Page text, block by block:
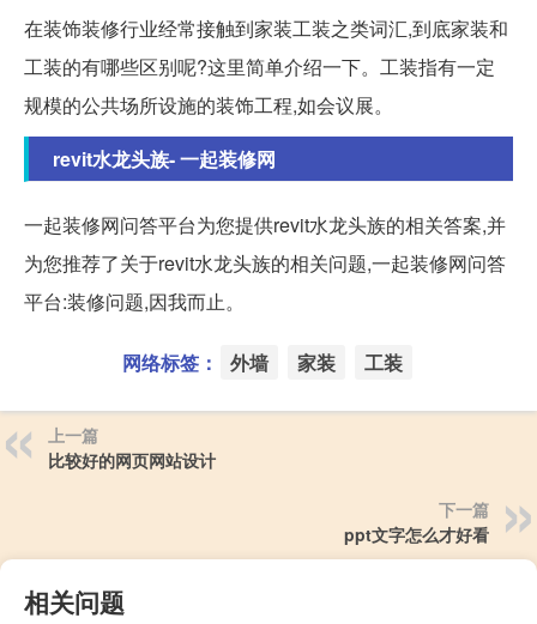
在装饰装修行业经常接触到家装工装之类词汇,到底家装和
工装的有哪些区别呢?这里简单介绍一下。工装指有一定
规模的公共场所设施的装饰工程,如会议展。
revit水龙头族- 一起装修网
一起装修网问答平台为您提供revit水龙头族的相关答案,并
为您推荐了关于revit水龙头族的相关问题,一起装修网问答
平台:装修问题,因我而止。
网络标签： 外墙 家装 工装
上一篇
比较好的网页网站设计
下一篇
ppt文字怎么才好看
相关问题